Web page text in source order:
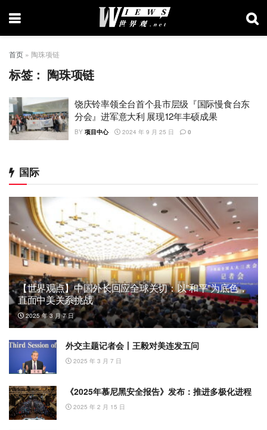
首页 » 陶珠项链
标签： 陶珠项链
饶庆铃率领全台首个县市层级『国际慢食台东
分会』进军意大利 展现12年丰硕成果
BY 项目中心 2024 年 9 月 25 日 0
国际
【世界观点】中国外长回应全球关切：以”和平”为底色，
直面中美关系挑战
2025 年 3 月 7 日
外交主题记者会丨王毅对美连发五问
2025 年 3 月 7 日
《2025年慕尼黑安全报告》发布：推进多极化进程
2025 年 2 月 15 日